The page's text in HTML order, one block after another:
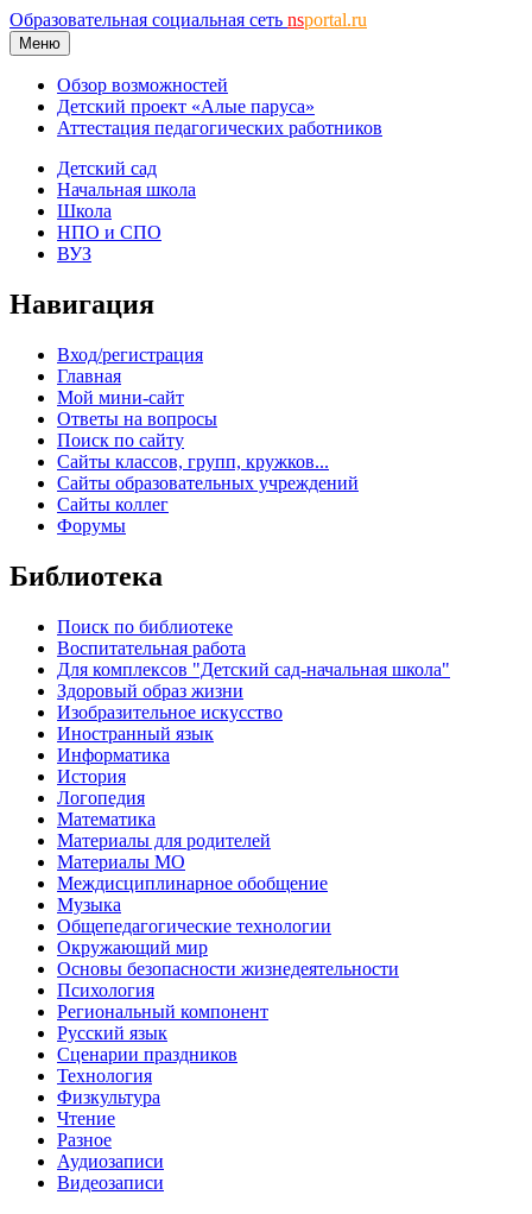
Образовательная социальная сеть nsportal.ru
Меню
Обзор возможностей
Детский проект «Алые паруса»
Аттестация педагогических работников
Детский сад
Начальная школа
Школа
НПО и СПО
ВУЗ
Навигация
Вход/регистрация
Главная
Мой мини-сайт
Ответы на вопросы
Поиск по сайту
Сайты классов, групп, кружков...
Сайты образовательных учреждений
Сайты коллег
Форумы
Библиотека
Поиск по библиотеке
Воспитательная работа
Для комплексов "Детский сад-начальная школа"
Здоровый образ жизни
Изобразительное искусство
Иностранный язык
Информатика
История
Логопедия
Математика
Материалы для родителей
Материалы МО
Междисциплинарное обобщение
Музыка
Общепедагогические технологии
Окружающий мир
Основы безопасности жизнедеятельности
Психология
Региональный компонент
Русский язык
Сценарии праздников
Технология
Физкультура
Чтение
Разное
Аудиозаписи
Видеозаписи